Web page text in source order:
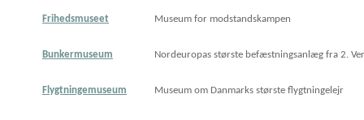
Frihedsmuseet Museum for modstandskampen
Bunkermuseum Nordeuropas største befæstningsanlæg fra 2.
Flygtningemuseum Museum om Danmarks største flygtningelejr